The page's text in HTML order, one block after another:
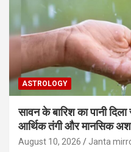
ASTROLOGY
सावन के बारिश का पानी
आर्थिक तंगी और मानसिक
August 10, 2026 Janta